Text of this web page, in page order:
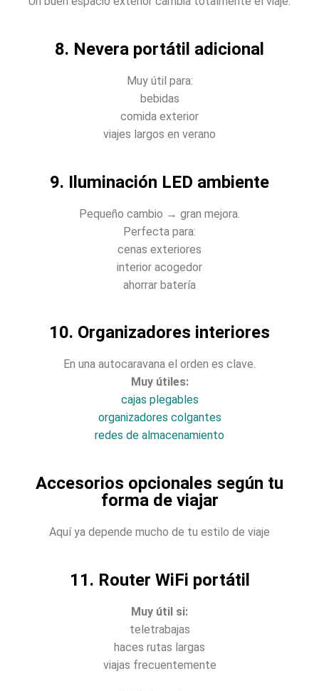
8. Nevera portátil adicional
Muy útil para:
bebidas
comida exterior
viajes largos en verano
9. Iluminación LED ambiente
Pequeño cambio → gran mejora.
Perfecta para:
cenas exteriores
interior acogedor
ahorrar batería
10. Organizadores interiores
En una autocaravana el orden es clave.
Muy útiles:
cajas plegables
organizadores colgantes
redes de almacenamiento
Accesorios opcionales según tu
forma de viajar
Aquí ya depende mucho de tu estilo de viaje
11. Router WiFi portátil
Muy útil si:
teletrabajas
haces rutas largas
viajas frecuentemente